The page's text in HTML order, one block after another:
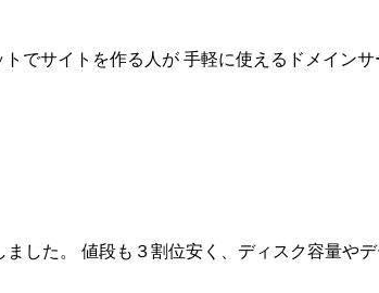
サイトを作る人が 手軽に使えるドメイン
した。 値段も３割位安く、ディスク容量や